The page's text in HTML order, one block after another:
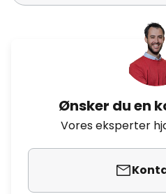
Ønsker du en
Vores eksperter